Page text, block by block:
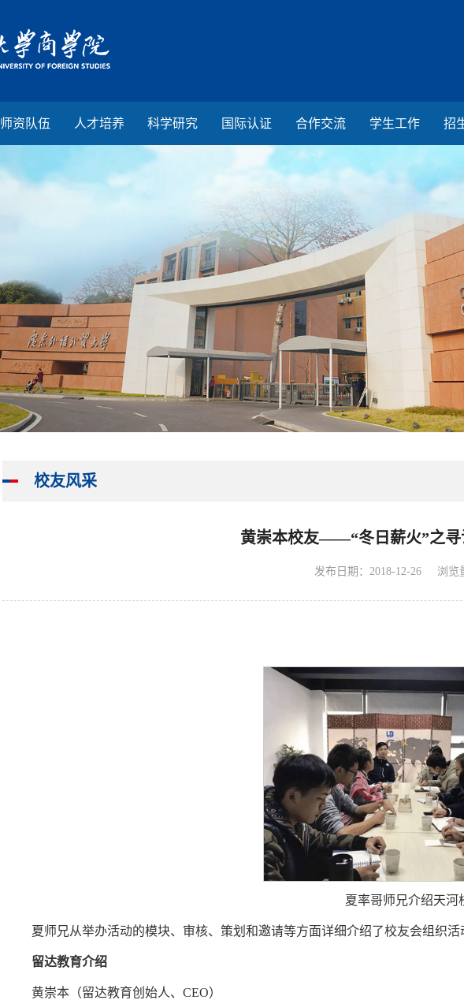
师资队伍 人才培养 科学研究 国际认证 合作交流 学生工作 招
校友风采
黄崇本校友——“冬日薪火”之寻
发布日期：2018-12-26 浏览
夏率哥师兄介绍天河
夏师兄从举办活动的模块、审核、策划和邀请等方面详细介绍了校友会组织
留达教育介绍
黄崇本（留达教育创始人、CEO）